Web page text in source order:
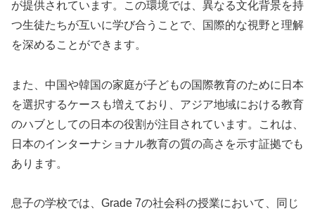
が提供されています。この環境では、異なる文化背景を持
つ生徒たちが互いに学び合うことで、国際的な視野と理解
を深めることができます。
また、中国や韓国の家庭が子どもの国際教育のために日本
を選択するケースも増えており、アジア地域における教育
のハブとしての日本の役割が注目されています。これは、
日本のインターナショナル教育の質の高さを示す証拠でも
あります。
息子の学校では、Grade 7の社会科の授業において、同じ